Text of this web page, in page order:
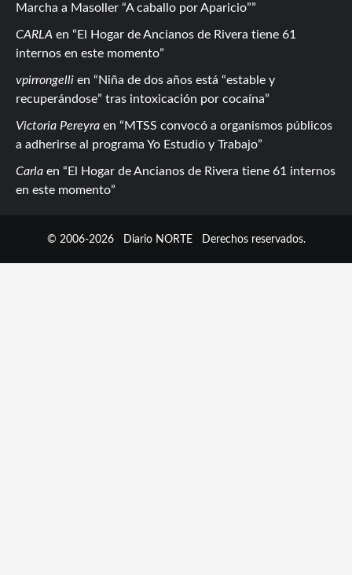
Marcha a Masoller “A caballo por Aparicio”
CARLA en
El Hogar de Ancianos de Rivera tiene 61
internos en este momento
vpirrongelli en
Niña de dos años está “estable y
recuperándose” tras intoxicación por cocaína
Victoria Pereyra en
MTSS convocó a organismos públicos
a adherirse al programa Yo Estudio y Trabajo
Carla en
El Hogar de Ancianos de Rivera tiene 61 internos
en este momento
© 2006-2026 Diario NORTEDerechos reservados.